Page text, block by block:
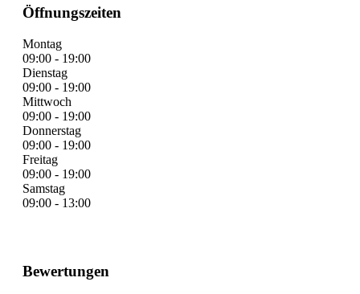
Öffnungszeiten
Montag
09:00 - 19:00
Dienstag
09:00 - 19:00
Mittwoch
09:00 - 19:00
Donnerstag
09:00 - 19:00
Freitag
09:00 - 19:00
Samstag
09:00 - 13:00
Bewertungen